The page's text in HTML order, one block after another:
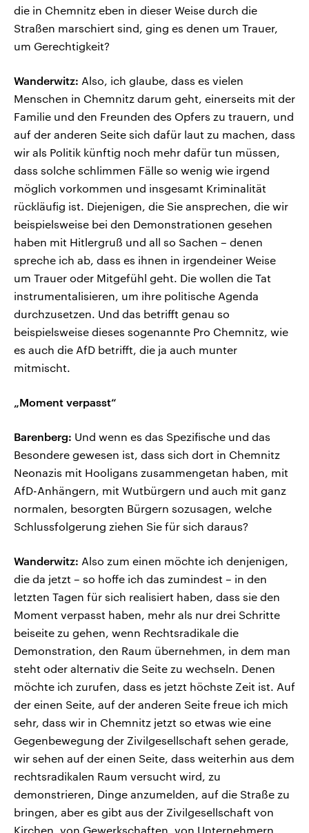
die in Chemnitz eben in dieser Weise durch die
Straßen marschiert sind, ging es denen um Trauer,
um Gerechtigkeit?
Wanderwitz: Also, ich glaube, dass es vielen
Menschen in Chemnitz darum geht, einerseits mit der
Familie und den Freunden des Opfers zu trauern, und
auf der anderen Seite sich dafür laut zu machen, dass
wir als Politik künftig noch mehr dafür tun müssen,
dass solche schlimmen Fälle so wenig wie irgend
möglich vorkommen und insgesamt Kriminalität
rückläufig ist. Diejenigen, die Sie ansprechen, die wir
beispielsweise bei den Demonstrationen gesehen
haben mit Hitlergruß und all so Sachen – denen
spreche ich ab, dass es ihnen in irgendeiner Weise
um Trauer oder Mitgefühl geht. Die wollen die Tat
instrumentalisieren, um ihre politische Agenda
durchzusetzen. Und das betrifft genau so
beispielsweise dieses sogenannte Pro Chemnitz, wie
es auch die AfD betrifft, die ja auch munter
mitmischt.
„Moment verpasst“
Barenberg: Und wenn es das Spezifische und das
Besondere gewesen ist, dass sich dort in Chemnitz
Neonazis mit Hooligans zusammengetan haben, mit
AfD-Anhängern, mit Wutbürgern und auch mit ganz
normalen, besorgten Bürgern sozusagen, welche
Schlussfolgerung ziehen Sie für sich daraus?
Wanderwitz: Also zum einen möchte ich denjenigen,
die da jetzt – so hoffe ich das zumindest – in den
letzten Tagen für sich realisiert haben, dass sie den
Moment verpasst haben, mehr als nur drei Schritte
beiseite zu gehen, wenn Rechtsradikale die
Demonstration, den Raum übernehmen, in dem man
steht oder alternativ die Seite zu wechseln. Denen
möchte ich zurufen, dass es jetzt höchste Zeit ist. Auf
der einen Seite, auf der anderen Seite freue ich mich
sehr, dass wir in Chemnitz jetzt so etwas wie eine
Gegenbewegung der Zivilgesellschaft sehen gerade,
wir sehen auf der einen Seite, dass weiterhin aus dem
rechtsradikalen Raum versucht wird, zu
demonstrieren, Dinge anzumelden, auf die Straße zu
bringen, aber es gibt aus der Zivilgesellschaft von
Kirchen, von Gewerkschaften, von Unternehmern